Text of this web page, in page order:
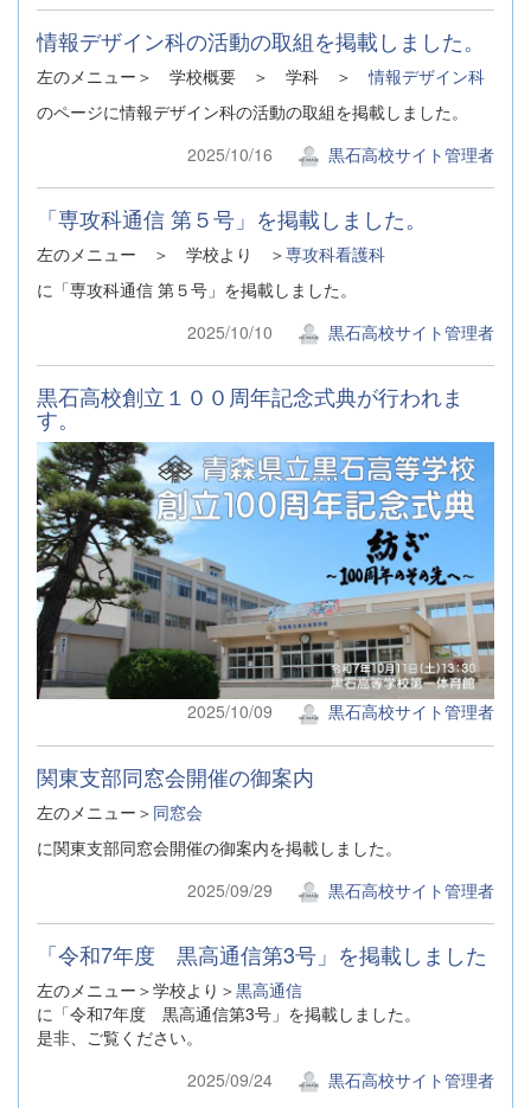
情報デザイン科の活動の取組を掲載しました。
左のメニュー＞ 学校概要 ＞ 学科 ＞情報デザイン科
のページに情報デザイン科の活動の取組を掲載しました。
2025/10/16
黒石高校サイト管理者
「専攻科通信 第５号」を掲載しました。
左のメニュー ＞ 学校より ＞専攻科看護科
に「専攻科通信 第５号」を掲載しました。
2025/10/10
黒石高校サイト管理者
黒石高校創立１００周年記念式典が行われま
す。
2025/10/09 黒石高校サイト管理者
関東支部同窓会開催の御案内
左のメニュー＞ 同窓会
に関東支部同窓会開催の御案内を掲載しました。
2025/09/29
黒石高校サイト管理者
「令和7年度 黒高通信第3号」を掲載しました
左のメニュー＞学校より＞黒高通信
に「令和7年度 黒高通信第3号」を掲載しました。
是非、ご覧ください。
2025/09/24
黒石高校サイト管理者